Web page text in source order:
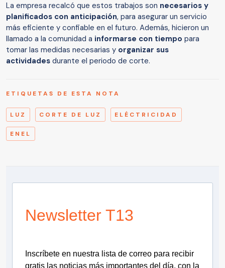
La empresa recalcó que estos trabajos son necesarios y
planificados con anticipación, para asegurar un servicio
más eficiente y confiable en el futuro. Además, hicieron un
llamado a la comunidad a informarse con tiempo para
tomar las medidas necesarias y organizar sus
actividades durante el periodo de corte.
ETIQUETAS DE ESTA NOTA
LUZ CORTE DE LUZ ELÉCTRICIDAD
ENEL
Newsletter T13
Inscríbete en nuestra lista de correo para recibir
gratis las noticias más importantes del día, con la